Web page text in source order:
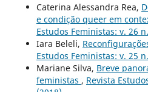
Caterina Alessandra Rea,
e condição queer em
Estudos Feministas: v. 26
Iara Beleli,
Estudos Feministas: v. 25
Mariane Silva, Breve
feministas , Revista